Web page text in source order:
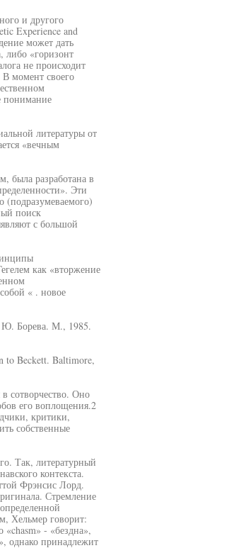
и другого
Experience and
может дать
либо «горизонт
не происходит
момент своего
понимание
литературы от
«вечным
была разработана в
Эти
(подразумеваемого)
поиск
с большой
как «вторжение
« . новое
Ю. Борева. М., 1985.
to Beckett. Baltimore,
сотворчество. Оно
его воплощения.2
критики,
собственные
Так, литературный
контекста.
Фрэнсис Лорд.
Стремление
Хельмер говорит:
«chasm» - «бездна»,
однако принадлежит